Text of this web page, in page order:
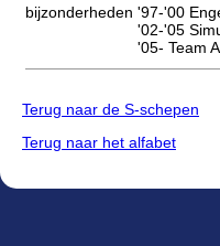
bijzonderheden '97-'00
'02-'05
'05- Team
Terug naar de S-schepen
Terug naar het alfabet